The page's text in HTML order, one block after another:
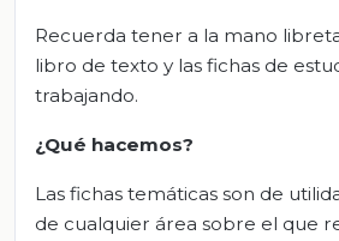
Recuerda tener a la mano
libro de texto y las fichas de
trabajando.
¿Qué hacemos?
Las fichas temáticas son de
de cualquier área sobre el que